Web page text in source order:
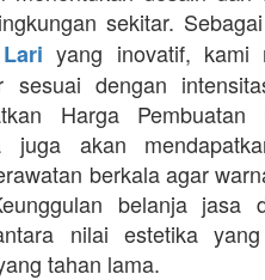
sekitar. Sebagai
yang inovatif, kami
sesuai dengan
Harga
juga akan
berkala agar
belanja
nilai estetika
tahan lama.